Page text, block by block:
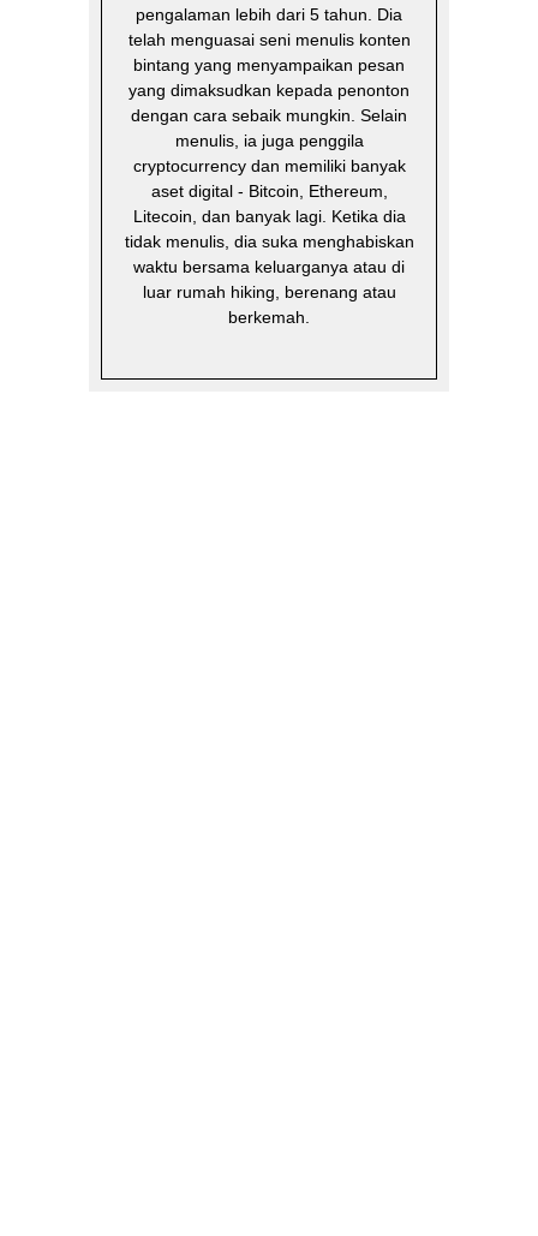
pengalaman lebih dari 5 tahun. Dia
telah menguasai seni menulis konten
bintang yang menyampaikan pesan
yang dimaksudkan kepada penonton
dengan cara sebaik mungkin. Selain
menulis, ia juga penggila
cryptocurrency dan memiliki banyak
aset digital - Bitcoin, Ethereum,
Litecoin, dan banyak lagi. Ketika dia
tidak menulis, dia suka menghabiskan
waktu bersama keluarganya atau di
luar rumah hiking, berenang atau
berkemah.